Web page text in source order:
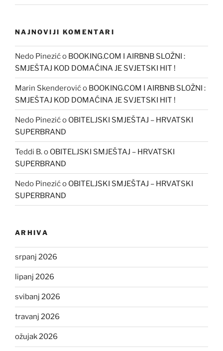
NAJNOVIJI KOMENTARI
Nedo Pinezićo BOOKING.COM I AIRBNB SLOŽNI :
SMJEŠTAJ KOD DOMAĆINA JE SVJETSKI HIT !
Marin Skenderovićo BOOKING.COM I AIRBNB SLOŽNI :
SMJEŠTAJ KOD DOMAĆINA JE SVJETSKI HIT !
Nedo Pinezićo OBITELJSKI SMJEŠTAJ – HRVATSKI
SUPERBRAND
Teddi B.o OBITELJSKI SMJEŠTAJ – HRVATSKI
SUPERBRAND
Nedo Pinezićo OBITELJSKI SMJEŠTAJ – HRVATSKI
SUPERBRAND
ARHIVA
srpanj 2026
lipanj 2026
svibanj 2026
travanj 2026
ožujak 2026